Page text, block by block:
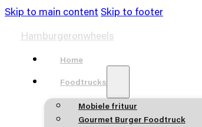
Skip to main content Skip to footer
Hamburgeronwheels
Home
Foodtrucks
Mobiele frituur
Gourmet Burger Foodtruck